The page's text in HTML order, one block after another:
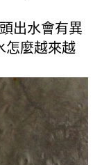
出水會有異
怎麼越來越